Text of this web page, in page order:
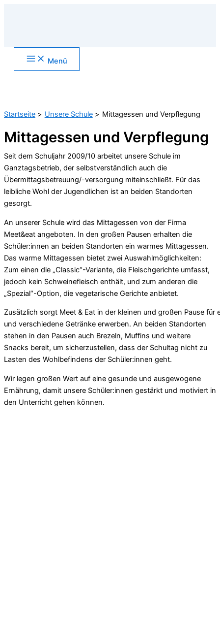
Main
Menu Menü
Startseite Unsere Schule Mittagessen und Verpflegung
Mittagessen und Verpflegung
Seit dem Schuljahr 2009/10 arbeitet unsere Schule im
Ganztagsbetrieb, der selbstverständlich auch die
Übermittagsbetreuung/-versorgung miteinschließt. Für das
leibliche Wohl der Jugendlichen ist an beiden Standorten
gesorgt.
An unserer Schule wird das Mittagessen von der Firma
Meet&eat angeboten. In den großen Pausen erhalten die
Schüler:innen an beiden Standorten ein warmes Mittagessen.
Das warme Mittagessen bietet zwei Auswahlmöglichkeiten:
Zum einen die „Classic“-Variante, die Fleischgerichte umfasst,
jedoch kein Schweinefleisch enthält, und zum anderen die
„Spezial“-Option, die vegetarische Gerichte anbietet.
Zusätzlich sorgt Meet & Eat in der kleinen und großen Pause
und verschiedene Getränke erwerben. An beiden Standorten
stehen in den Pausen auch Brezeln, Muffins und weitere
Snacks bereit, um sicherzustellen, dass der Schultag nicht zu
Lasten des Wohlbefindens der Schüler:innen geht.
Wir legen großen Wert auf eine gesunde und ausgewogene
Ernährung, damit unsere Schüler:innen gestärkt und motiviert in
den Unterricht gehen können.